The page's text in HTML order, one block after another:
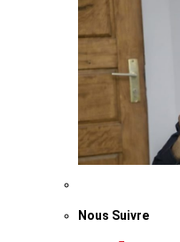
Nous Suivre